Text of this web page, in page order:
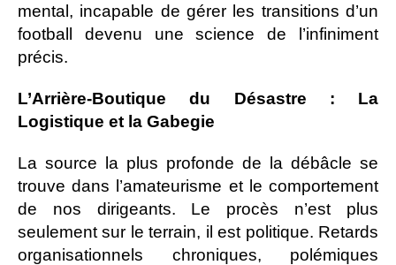
mental, incapable de gérer les transitions d’un
football devenu une science de l’infiniment
précis.
L’Arrière-Boutique du Désastre : La
Logistique et la Gabegie
La source la plus profonde de la débâcle se
trouve dans l’amateurisme et le comportement
de nos dirigeants. Le procès n’est plus
seulement sur le terrain, il est politique. Retards
organisationnels chroniques, polémiques